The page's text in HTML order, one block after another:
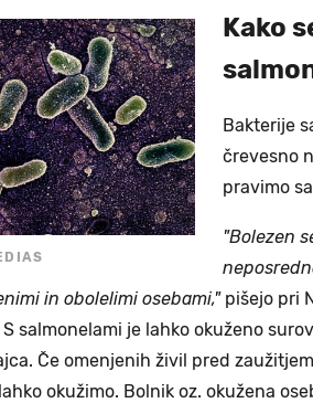
Kako
Bakterije
črevesno
pravimo
"Bolezen
in obolelimi osebami,"pišejo pri
salmonelami je lahko okuženo
Če omenjenih živil pred
okužimo. Bolnik oz. okužena